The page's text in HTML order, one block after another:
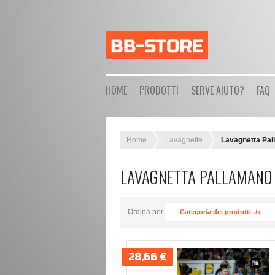
HOME PRODOTTI SERVE AIUTO? FAQ
Home Lavagnette Lavagnetta
LAVAGNETTA PALLAMANO
Ordina per Categoria dei prodotti -/+
28,66 €